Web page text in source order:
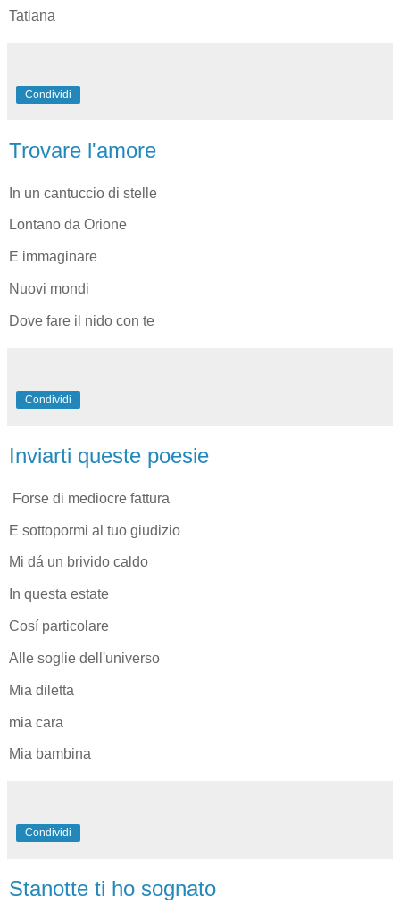
Tatiana
Condividi
Trovare l'amore
In un cantuccio di stelle
Lontano da Orione
E immaginare
Nuovi mondi
Dove fare il nido con te
Condividi
Inviarti queste poesie
Forse di mediocre fattura
E sottopormi al tuo giudizio
Mi dá un brivido caldo
In questa estate
Cosí particolare
Alle soglie dell'universo
Mia diletta
mia cara
Mia bambina
Condividi
Stanotte ti ho sognato